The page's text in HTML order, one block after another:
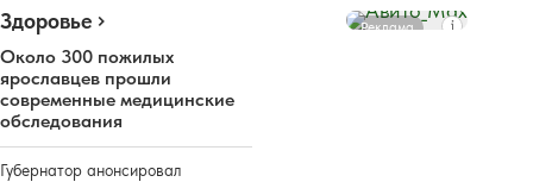
Здоровье
Около 300 пожилых
ярославцев прошли
современные медицинские
обследования
Губернатор анонсировал
Реклама